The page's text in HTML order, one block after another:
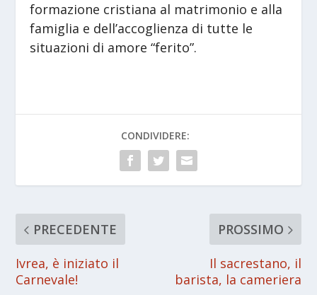
formazione cristiana al matrimonio e alla
famiglia e dell’accoglienza di tutte le
situazioni di amore “ferito”.
CONDIVIDERE:
PRECEDENTE
Ivrea, è iniziato il
Carnevale!
PROSSIMO
Il sacrestano, il
barista, la cameriera